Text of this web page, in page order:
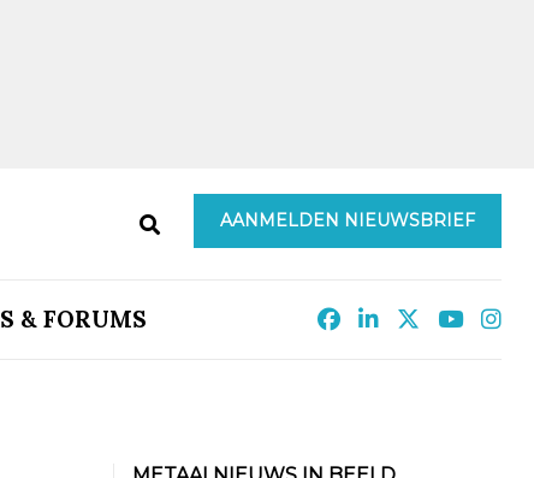
AANMELDEN NIEUWSBRIEF
& FORUMS